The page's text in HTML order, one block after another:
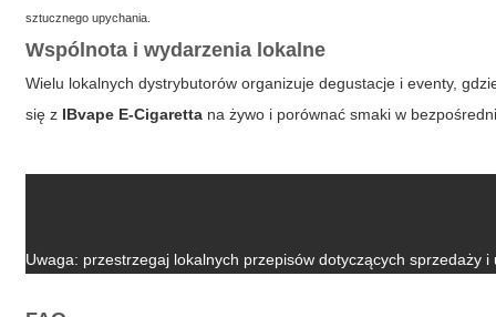
sztucznego upychania.
Wspólnota i wydarzenia lokalne
Wielu lokalnych dystrybutorów organizuje degustacje i eventy,
się z IBvape E-Cigaretta na żywo i porównać smaki w
Uwaga: przestrzegaj lokalnych przepisów dotyczących